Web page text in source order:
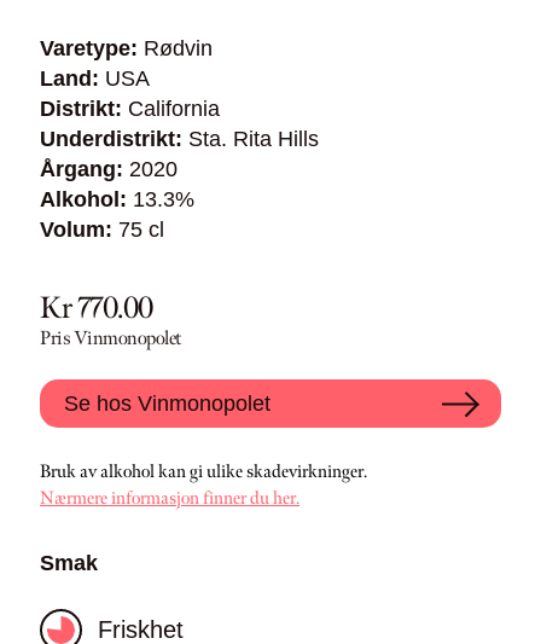
Varetype: Rødvin
Land: USA
Distrikt: California
Underdistrikt: Sta. Rita Hills
Årgang: 2020
Alkohol: 13.3%
Volum: 75 cl
Kr 770.00
Pris Vinmonopolet
Se hos Vinmonopolet
Bruk av alkohol kan gi ulike skadevirkninger.
Nærmere informasjon finner du her.
Smak
Friskhet